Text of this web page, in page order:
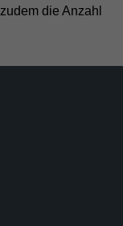
die Anzahl